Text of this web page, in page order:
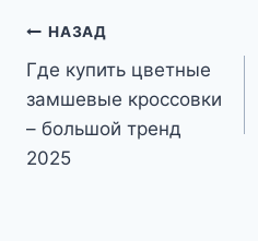
Навигация
по
записям
НАЗАД
Где купить цветные
замшевые кроссовки
– большой тренд
2025